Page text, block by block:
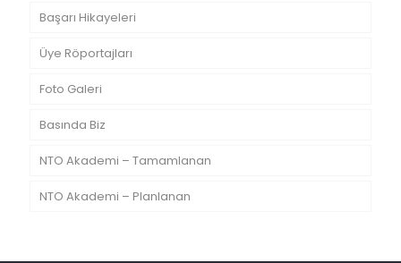
Başarı Hikayeleri
Üye Röportajları
Foto Galeri
Basında Biz
NTO Akademi – Tamamlanan
NTO Akademi – Planlanan